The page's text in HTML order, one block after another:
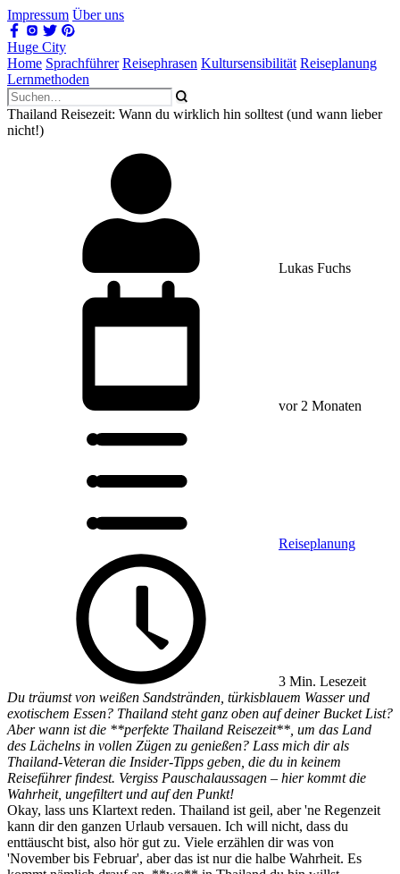
Impressum Über uns
Huge City
Home Sprachführer Reisephrasen Kultursensibilität Reiseplanung
Lernmethoden
Thailand Reisezeit: Wann du wirklich hin solltest (und wann lieber
nicht!)
Lukas Fuchs
vor 2 Monaten
Reiseplanung
3 Min. Lesezeit
Du träumst von weißen Sandstränden, türkisblauem Wasser und
exotischem Essen? Thailand steht ganz oben auf deiner Bucket List?
Aber wann ist die **perfekte Thailand Reisezeit**, um das Land
des Lächelns in vollen Zügen zu genießen? Lass mich dir als
Thailand-Veteran die Insider-Tipps geben, die du in keinem
Reiseführer findest. Vergiss Pauschalaussagen – hier kommt die
Wahrheit, ungefiltert und auf den Punkt!
Okay, lass uns Klartext reden. Thailand ist geil, aber 'ne Regenzeit
kann dir den ganzen Urlaub versauen. Ich will nicht, dass du
enttäuscht bist, also hör gut zu. Viele erzählen dir was von
'November bis Februar', aber das ist nur die halbe Wahrheit. Es